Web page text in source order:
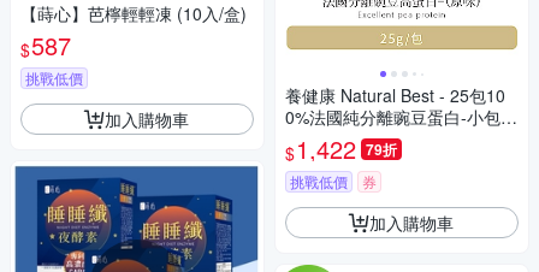
【蒔心】芭檸輕輕凍 (10入/盒)
$587
挑戰低價
加入購物車
養健康 Natural Best - 25包10
0%法國純分離豌豆蛋白-小包裝
- URD-019
$1,422 79折
挑戰低價 券
加入購物車